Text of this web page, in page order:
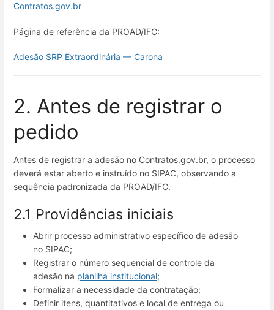
Contratos.gov.br
Página de referência da PROAD/IFC:
Adesão SRP Extraordinária — Carona
2. Antes de registrar o
pedido
Antes de registrar a adesão no Contratos.gov.br, o processo
deverá estar aberto e instruído no SIPAC, observando a
sequência padronizada da PROAD/IFC.
2.1 Providências iniciais
Abrir processo administrativo específico de adesão
no SIPAC;
Registrar o número sequencial de controle da
adesão na planilha institucional;
Formalizar a necessidade da contratação;
Definir itens, quantitativos e local de entrega ou